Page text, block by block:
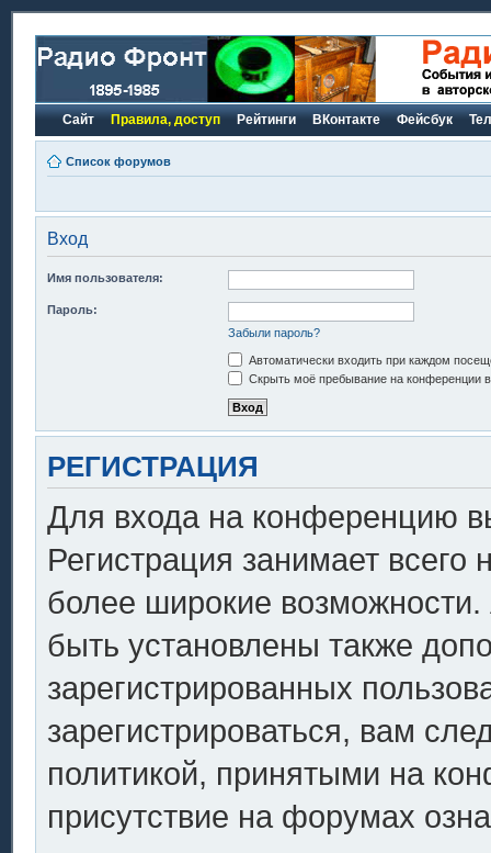
Сайт Правила, доступ Рейтинги ВКонтакте Фейсбук
Список форумов
Вход
Имя пользователя:
Пароль:
Забыли пароль?
Автоматически входить при каждом
Скрыть моё пребывание на конференции в
РЕГИСТРАЦИЯ
Для входа на конференцию
Регистрация занимает всего
более широкие
быть установлены также
зарегистрированных
зарегистрироваться, вам
политикой, принятыми на
присутствие на форумах